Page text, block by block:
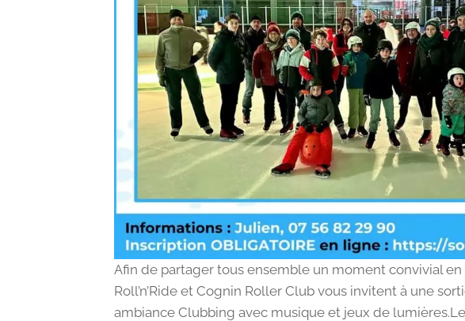
Afin de partager tous ensemble un moment convivial
Roll’n’Ride et Cognin Roller Club vous invitent à une
ambiance Clubbing avec musique et jeux de